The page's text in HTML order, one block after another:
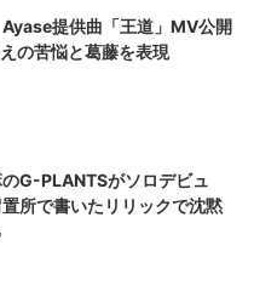
提供曲「王道」MV公開
の苦悩と葛藤を表現
G-PLANTSがソロデビュ
所で書いたリリックで沈黙